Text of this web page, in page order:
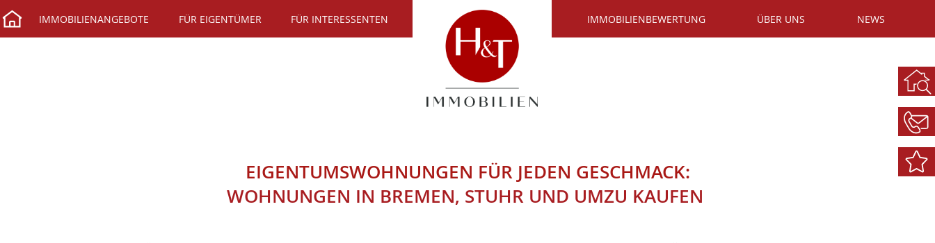
IMMOBILIENANGEBOTE FÜR EIGENTÜMER FÜR INTERESSENTEN IMMOBILIENBEWERTUNG ÜBER UNS NEWS
EIGENTUMSWOHNUNGEN FÜR JEDEN GESCHMACK:
WOHNUNGEN IN BREMEN, STUHR UND UMZU KAUFEN